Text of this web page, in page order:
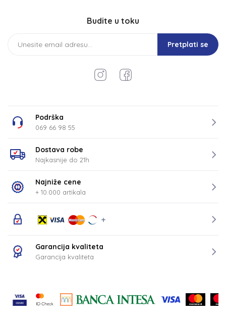
Budite u toku
Pretplati se
Podrška
069 66 98 55
Dostava robe
Najkasnije do 21h
Najniže cene
+ 10.000 artikala
Garancija kvaliteta
Garancija kvaliteta